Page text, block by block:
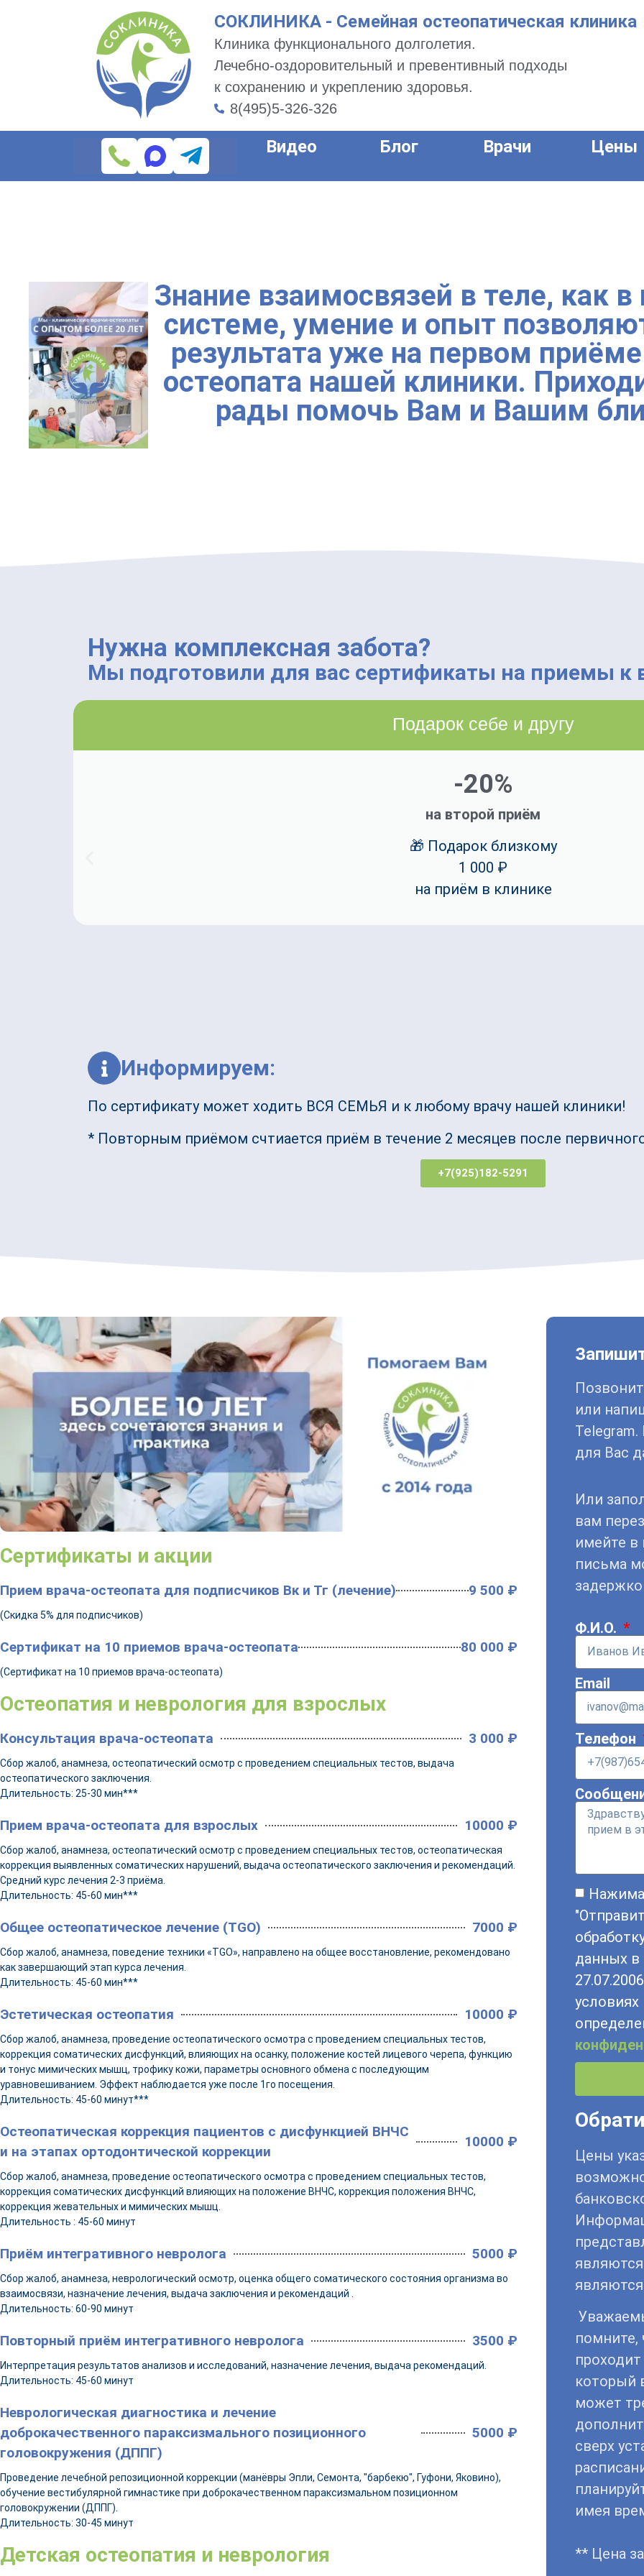
СОКЛИНИКА - Семейная остеопатическая клиника
Клиника функционального долголетия.
Лечебно-оздоровительный и превентивный подходы
к сохранению и укреплению здоровья.
8(495)5-326-326
Видео Блог Врачи Цены
Знание взаимосвязей в теле, как в
системе, умение и опыт
результата уже на первом
остеопата нашей клиники.
рады помочь Вам и Вашим
Нужна комплексная забота?
Мы подготовили для вас сертификаты на приемы к
Подарок себе и другу
-20%
на второй приём
🎁 Подарок близкому
1 000 ₽
на приём в клинике
Информируем:
По сертификату может ходить ВСЯ СЕМЬЯ и к любому врачу нашей клиники!
* Повторным приёмом счтиается приём в течение 2 месяцев после
+7(925)182-5291
Сертификаты и акции
Прием врача-остеопата для подписчиков Вк и Тг (лечение) 9 500 ₽
(Скидка 5% для подписчиков)
Сертификат на 10 приемов врача-остеопата 80 000 ₽
(Сертификат на 10 приемов врача-остеопата)
Остеопатия и неврология для взрослых
Консультация врача-остеопата 3 000 ₽
Сбор жалоб, анамнеза, остеопатический осмотр с проведением специальных тестов, выдача
остеопатического заключения.
Длительность: 25-30 мин***
Прием врача-остеопата для взрослых 10000 ₽
Сбор жалоб, анамнеза, остеопатический осмотр с проведением специальных тестов, остеопатическая
коррекция выявленных соматических нарушений, выдача остеопатического заключения и рекомендаций.
Средний курс лечения 2-3 приёма.
Длительность: 45-60 мин***
Общее остеопатическое лечение (TGO) 7000 ₽
Сбор жалоб, анамнеза, поведение техники «TGO», направлено на общее восстановление, рекомендовано
как завершающий этап курса лечения.
Длительность: 45-60 мин***
Эстетическая остеопатия 10000 ₽
Сбор жалоб, анамнеза, проведение остеопатического осмотра с проведением специальных тестов,
коррекция соматических дисфункций, влияющих на осанку, положение костей лицевого черепа, функцию
и тонус мимических мышц, трофику кожи, параметры основного обмена с последующим
уравновешиванием. Эффект наблюдается уже после 1го посещения.
Длительность: 45-60 минут***
Остеопатическая коррекция пациентов с дисфункцией ВНЧС
и на этапах ортодонтической коррекции
10000 ₽
Сбор жалоб, анамнеза, проведение остеопатического осмотра с проведением специальных тестов,
коррекция соматических дисфункций влияющих на положение ВНЧС, коррекция положения ВНЧС,
коррекция жевательных и мимических мышц.
Длительность : 45-60 минут
Приём интегративного невролога 5000 ₽
Cбор жалоб, анамнеза, неврологический осмотр, оценка общего соматического состояния организма во
взаимосвязи, назначение лечения, выдача заключения и рекомендаций .
Длительность: 60-90 минут
Повторный приём интегративного невролога 3500 ₽
Интерпретация результатов анализов и исследований, назначение лечения, выдача рекомендаций.
Длительность: 45-60 минут
Неврологическая диагностика и лечение
доброкачественного параксизмального позиционного
головокружения (ДППГ)
5000 ₽
Проведение лечебной репозиционной коррекции (манёвры Эпли, Семонта, "барбекю", Гуфони, Яковино),
обучение вестибулярной гимнастике при доброкачественном параксизмальном позиционном
головокружении (ДППГ).
Длительность: 30-45 минут
Детская остеопатия и неврология
или
для Вас
Или
вам
имейте в
письма
Ф.И.О.
Email
Телефон
данных в
Цены
помните,
который
может
сверх
имея
** Цена